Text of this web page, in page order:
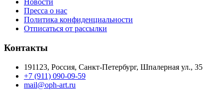
Новости
Пресса о нас
Политика конфиденциальности
Отписаться от рассылки
Контакты
191123, Россия, Санкт-Петербург, Шпалерная ул., 35
+7 (911) 090-09-59
mail@oph-art.ru